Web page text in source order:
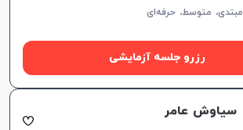
مبتدی، متوسط،حرفه‌ای
رزرو جلسه آزمایشی
سیاوش عامر